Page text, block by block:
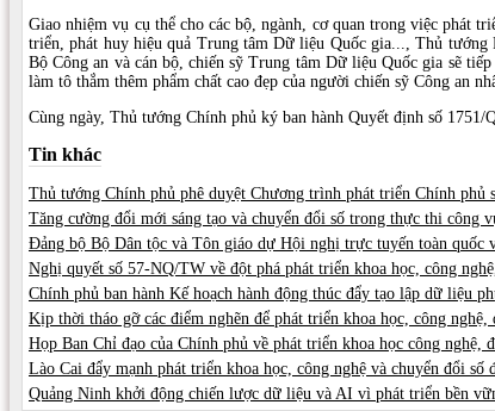
Giao nhiệm vụ cụ thể cho các bộ, ngành, cơ quan trong việc phát
triển, phát huy hiệu quả Trung tâm Dữ liệu Quốc gia..., Thủ
Bộ Công an và cán bộ, chiến sỹ Trung tâm Dữ liệu Quốc gia sẽ
làm tô thắm thêm phẩm chất cao đẹp của người chiến sỹ Công an
Cùng ngày, Thủ tướng Chính phủ ký ban hành Quyết định số
Tin khác
Thủ tướng Chính phủ phê duyệt Chương trình phát triển Chính phủ
Tăng cường đổi mới sáng tạo và chuyển đổi số trong thực thi công
Đảng bộ Bộ Dân tộc và Tôn giáo dự Hội nghị trực tuyến toàn quốc
Nghị quyết số 57-NQ/TW về đột phá phát triển khoa học, công
Chính phủ ban hành Kế hoạch hành động thúc đẩy tạo lập dữ liệu
Kịp thời tháo gỡ các điểm nghẽn để phát triển khoa học, công
Họp Ban Chỉ đạo của Chính phủ về phát triển khoa học công nghệ,
Lào Cai đẩy mạnh phát triển khoa học, công nghệ và chuyển đổi
Quảng Ninh khởi động chiến lược dữ liệu và AI vì phát triển bền